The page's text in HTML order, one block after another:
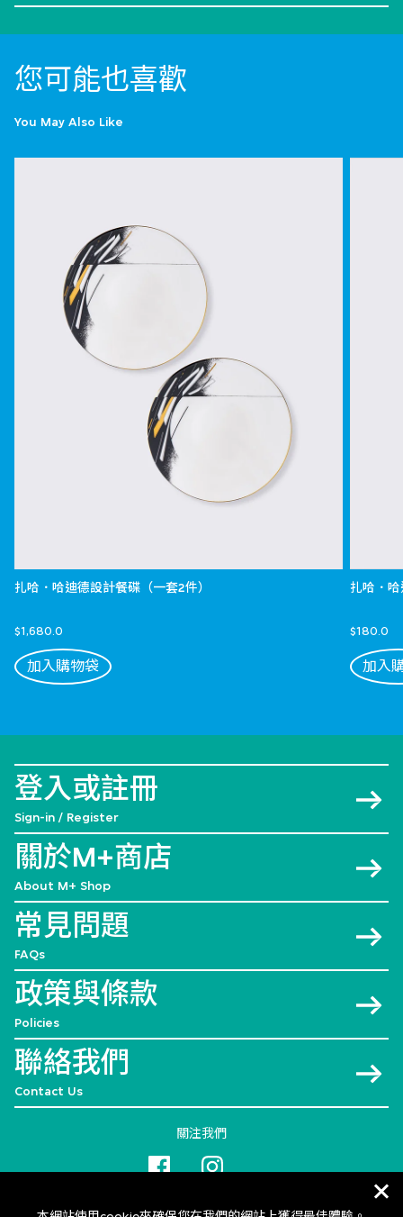
您可能也喜歡
You May Also Like
扎哈．哈迪德設計餐碟（一套2件）
$1,680.0
加入購物袋
扎哈．
$180.0
加入
登入或註冊
Sign-in / Register
關於M+商店
About M+ Shop
常見問題
FAQs
政策與條款
Policies
聯絡我們
Contact Us
關注我們